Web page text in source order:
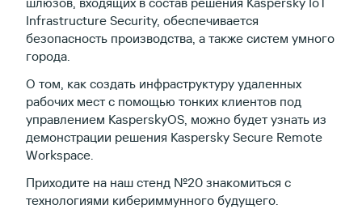
Infrastructure Security, обеспечивается
безопасность производства, а также систем умного
города.
О том, как создать инфраструктуру удаленных
рабочих мест с помощью тонких клиентов под
управлением KasperskyOS, можно будет узнать из
демонстрации решения Kaspersky Secure Remote
Workspace.
Приходите на наш стенд №20 знакомиться с
технологиями кибериммунного будущего.